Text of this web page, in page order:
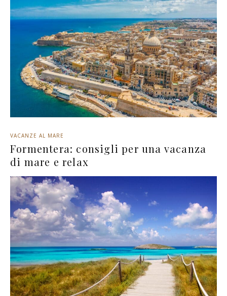
VACANZE AL MARE
Formentera: consigli per una vacanza
di mare e relax